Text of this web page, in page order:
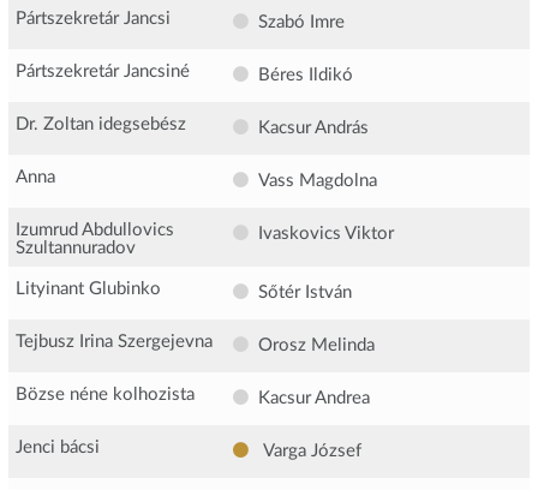
Pártszekretár Jancsi Szabó Imre
Pártszekretár Jancsiné Béres Ildikó
Dr. Zoltan idegsebész Kacsur András
Anna Vass Magdolna
Izumrud Abdullovics
Szultannuradov
Ivaskovics Viktor
Lityinant Glubinko Sőtér István
Tejbusz Irina Szergejevna Orosz Melinda
Bözse néne kolhozista Kacsur Andrea
Jenci bácsi Varga József